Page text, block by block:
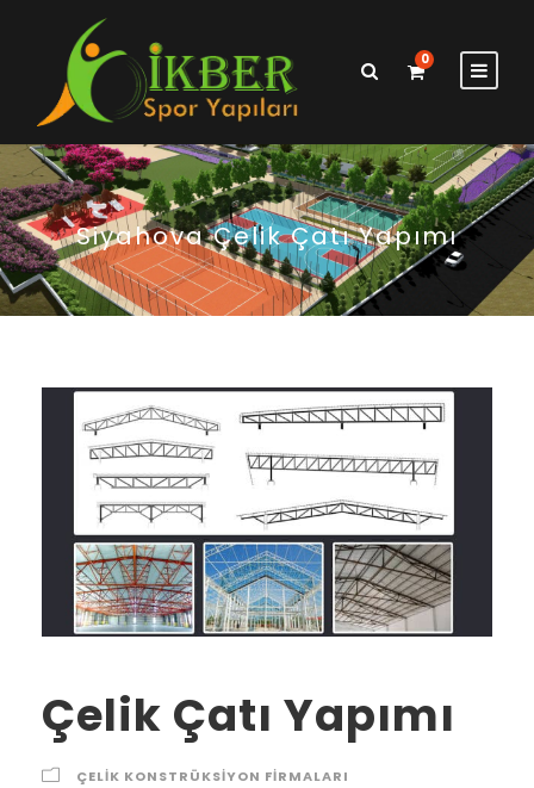
0
Siyahova Çelik Çatı Yapımı
Çelik Çatı Yapımı
ÇELIK KONSTRÜKSIYON FIRMALARI